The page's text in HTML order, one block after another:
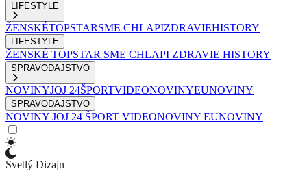
LIFESTYLE
ŽENSKÉTOPSTARSME CHLAPIZDRAVIEHISTORY
LIFESTYLE
ŽENSKÉ TOPSTAR SME CHLAPI ZDRAVIE HISTORY
SPRAVODAJSTVO
NOVINYJOJ 24ŠPORTVIDEONOVINYEUNOVINY
SPRAVODAJSTVO
NOVINY JOJ 24 ŠPORT VIDEONOVINY EUNOVINY
Svetlý Dizajn